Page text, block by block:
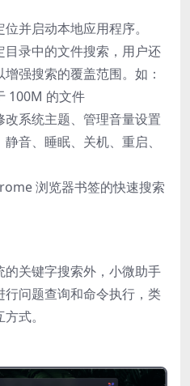
并启动本地应用程序。
录中的文件搜索，用户还
强搜索的覆盖范围。如：
100M 的文件
系统主题、管理音量设置
音、睡眠、关机、重启、
浏览器书签的快速搜索
关键字搜索外，小微助手
问题查询和命令执行，类
式。